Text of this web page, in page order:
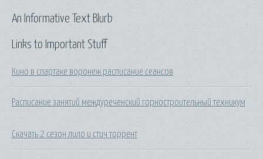
Links to Important Stuff
Кино в спартаке воронеж расписание сеансов
Расписание занятий междуреченский горностроительный техникум
Скачать 2 сезон лило и стич торрент
An Informative Text Blurb